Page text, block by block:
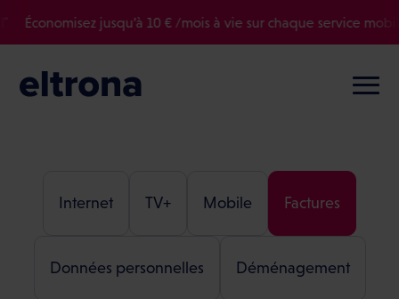
Économisez jusqu’à 10 € /mois à vie sur chaque service
Internet TV+ Mobile Factures
Données personnelles Déménagement